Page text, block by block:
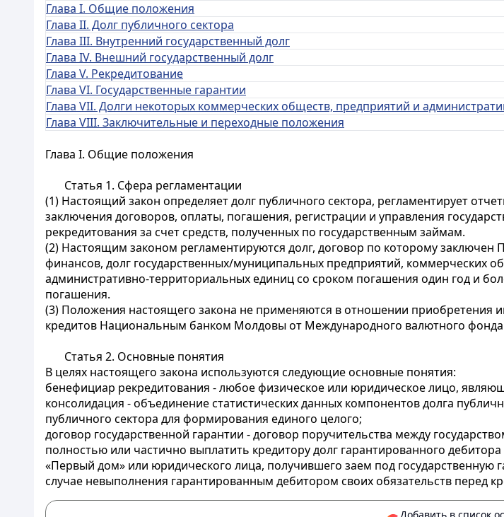
Глава I. Общие положения
Глава II. Долг публичного сектора
Глава III. Внутренний государственный долг
Глава IV. Внешний государственный долг
Глава V. Рекредитование
Глава VI. Государственные гарантии
Глава VII. Долги некоторых коммерческих обществ, предприятий и
Глава VIII. Заключительные и переходные положения
Глава I. Общие положения
Статья 1. Сфера регламентации
(1) Настоящий закон определяет долг публичного сектора, регламентирует
заключения договоров, оплаты, погашения, регистрации и управления
рекредитования за счет средств, полученных по государственным займам.
(2) Настоящим законом регламентируются долг, договор по которому
финансов, долг государственных/муниципальных предприятий,
административно-территориальных единиц со сроком погашения один год и
погашения.
(3) Положения настоящего закона не применяются в отношении
кредитов Национальным банком Молдовы от Международного валютного фонда
Статья 2. Основные понятия
В целях настоящего закона используются следующие основные понятия:
бенефициар рекредитования - любое физическое или юридическое лицо,
консолидация - объединение статистических данных компонентов долга
публичного сектора для формирования единого целого;
договор государственной гарантии - договор поручительства между
полностью или частично выплатить кредитору долг гарантированного
«Первый дом» или юридического лица, получившего заем под
случае невыполнения гарантированным дебитором своих обязательств перед